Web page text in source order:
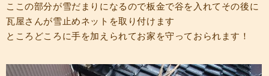
ここの部分が雪だまりになるので板金で谷を入れてその後に
瓦屋さんが雪止めネットを取り付けます
ところどころに手を加えられてお家を守っておられます！